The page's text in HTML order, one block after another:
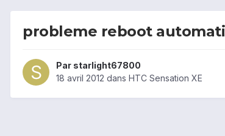
probleme reboot
Par starlight67800
18 avril 2012 dans HTC Sensation XE